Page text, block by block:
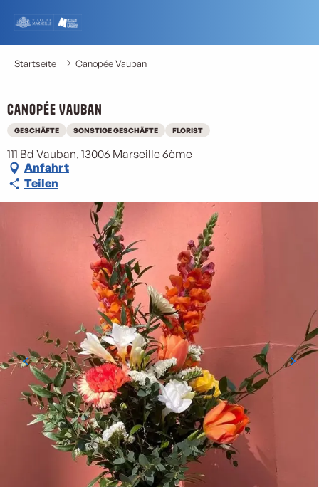
contenu
principal
Startseite Canopée Vauban
Canopée Vauban
GESCHÄFTE SONSTIGE GESCHÄFTE FLORIST
111 Bd Vauban, 13006 Marseille 6ème
Anfahrt
Teilen